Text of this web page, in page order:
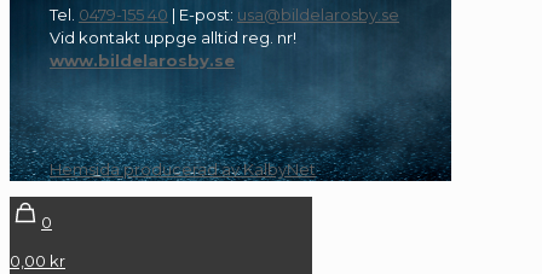
Tel. 0479-155 40 | E-post: usa@bildelarosby.se
Vid kontakt uppge alltid reg. nr!
www.bildelarosby.se
Hemsida producerad av KalbyNet
0
0,00 kr